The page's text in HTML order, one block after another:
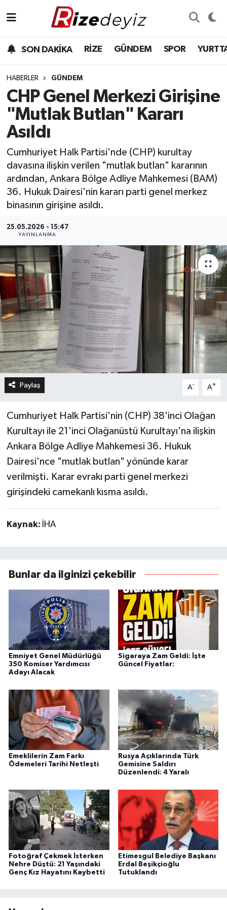
SON DAKİKA RİZE GÜNDEM SPOR
HABERLER GÜNDEM
CHP Genel Merkezi Girişine
"Mutlak Butlan" Kararı
Asıldı
Cumhuriyet Halk Partisi'nde (CHP) kurultay
davasına ilişkin verilen "mutlak butlan" kararının
ardından, Ankara Bölge Adliye Mahkemesi (BAM)
36. Hukuk Dairesi'nin kararı parti genel merkez
binasının girişine asıldı.
25.05.2026 - 15:47
YAYINLANMA
Paylaş A- A+
Cumhuriyet Halk Partisi'nin (CHP) 38'inci Olağan
Kurultayı ile 21'inci Olağanüstü Kurultayı'na ilişkin
Ankara Bölge Adliye Mahkemesi 36. Hukuk
Dairesi'nce "mutlak butlan" yönünde karar
verilmişti. Karar evrakı parti genel merkezi
girişindeki camekanlı kısma asıldı.
Kaynak: İHA
Bunlar da ilginizi çekebilir
Emniyet Genel Müdürlüğü
350 Komiser Yardımcısı
Adayı Alacak
Sigaraya Zam Geldi: İşte
Güncel Fiyatlar:
Emeklilerin Zam Farkı
Ödemeleri Tarihi Netleşti
Rusya Açıklarında Türk
Gemisine Saldırı
Düzenlendi: 4 Yaralı
Fotoğraf Çekmek İsterken
Nehre Düştü: 21 Yaşındaki
Genç Kız Hayatını Kaybetti
Etimesgul Belediye Başkanı
Erdal Beşikçioğlu
Tutuklandı
Gündem
Yurttan Haberler
Ekonomi
Sağlık
Rize Hava Durumu
Rize Trafik Yoğunluk Haritası
Süper Lig Puan Durumu ve Fikstür
Son Dakika Haberleri
Haber Arşivi